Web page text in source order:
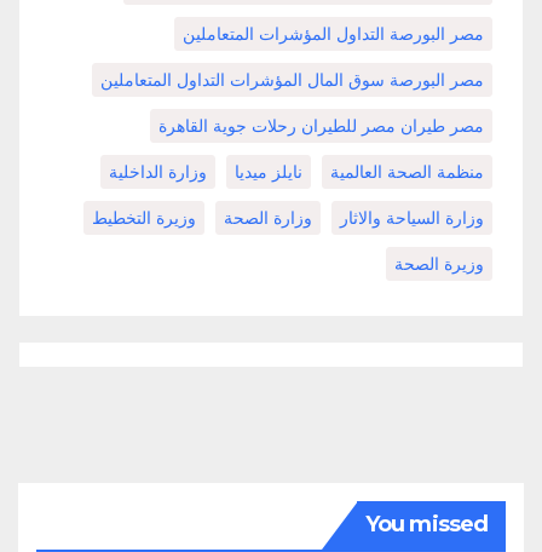
مصر البورصة التداول المؤشرات المتعاملين
مصر البورصة سوق المال المؤشرات التداول المتعاملين
مصر طيران مصر للطيران رحلات جوية القاهرة
منظمة الصحة العالمية نايلز ميديا وزارة الداخلية
وزارة السياحة والاثار وزارة الصحة وزيرة التخطيط
وزيرة الصحة
You missed